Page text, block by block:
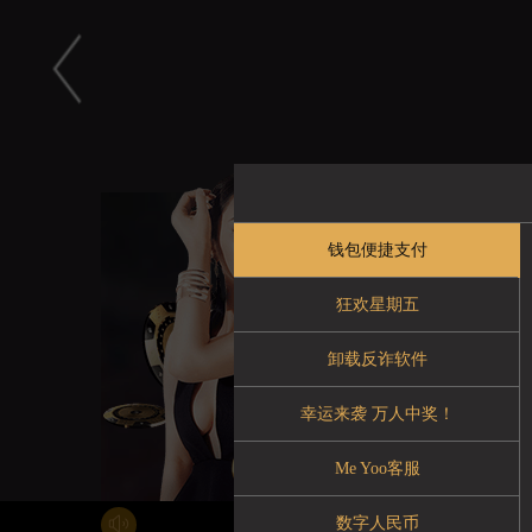
Choice
钱包便捷支付
狂欢星期五
卸载反诈软件
幸运来袭 万人中奖！
Me Yoo客服
数字人民币